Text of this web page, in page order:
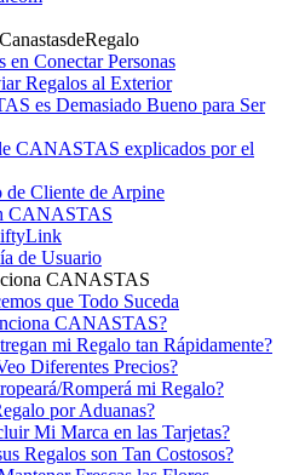
en Conectar Personas
Regalos al Exterior
es Demasiado Bueno para Ser
CANASTAS explicados por el
de Cliente de Arpine
CANASTAS
de Usuario
CANASTAS
que Todo Suceda
CANASTAS?
mi Regalo tan Rápidamente?
Diferentes Precios?
Romperá mi Regalo?
por Aduanas?
Mi Marca en las Tarjetas?
Regalos son Tan Costosos?